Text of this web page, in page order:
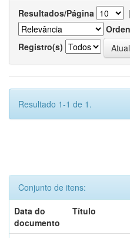
Resultados/Página |
Registro(s)
Resultado 1-1 de 1.
Conjunto de itens:
Data do
documento
Título